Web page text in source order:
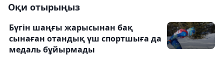
Оқи отырыңыз
Бүгін шаңғы жарысынан бақ
сынаған отандық үш спортшыға да
медаль бұйырмады